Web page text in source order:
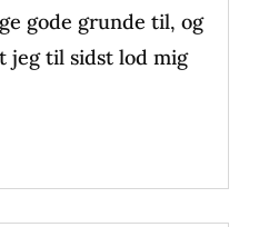
gode grunde til, og
jeg til sidst lod mig